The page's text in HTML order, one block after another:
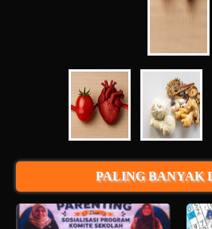
PALING BANYAK